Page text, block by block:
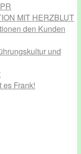
MIT HERZBLUT
den Kunden
und
es Frank!